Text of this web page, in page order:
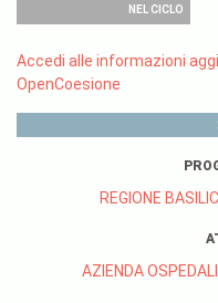
NEL CICLO
Accedi alle informazioni
OpenCoesione
REGIONE
AZIENDA